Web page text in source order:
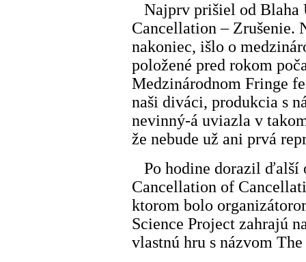
Najprv prišiel od Blaha
Cancellation – Zrušenie.
nakoniec, išlo o
položené pred rokom
Medzinárodnom Fringe
naši diváci, produkcia s
nevinný-á uviazla v
že nebude už ani prvá
Po hodine dorazil ďalší
Cancellation of
ktorom bolo
Science Project zahrajú
vlastnú hru s názvom